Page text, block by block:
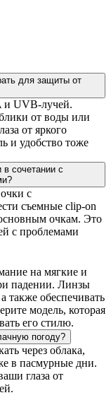
для защиты от
и UVB-лучей.
от воды или
от яркого
и удобство тоже
сочетании с
с
съемные clip-on
очкам. Это
с проблемами
на мягкие и
падении. Линзы
обеспечивать
модель, которая
его стилю.
погоду?
через облака,
в пасмурные дни.
глаза от